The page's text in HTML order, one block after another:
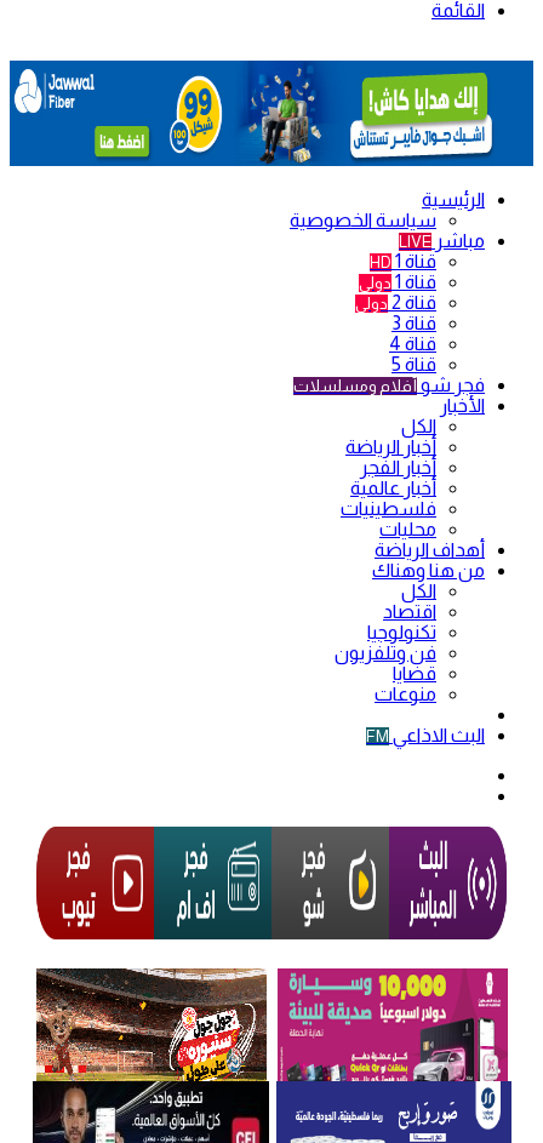
القائمة
الرئيسية
سياسة الخصوصية
مباشر LIVE
قناة 1 HD
قناة 1 دولي
قناة 2 دولي
قناة 3
قناة 4
قناة 5
فجر شو أفلام ومسلسلات
الأخبار
الكل
أخبار الرياضة
أخبار الفجر
أخبار عالمية
فلسطينيات
محليات
أهداف الرياضة
من هنا وهناك
الكل
اقتصاد
تكنولوجيا
فن وتلفزيون
قضايا
منوعات
البث الاذاعي FM